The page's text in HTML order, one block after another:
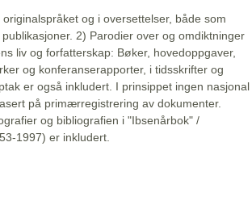
og i oversettelser, både som
2) Parodier over og omdiktninger
liv og forfatterskap: Bøker, hovedoppgaver,
og konferanserapporter, i tidsskrifter og
er også inkludert. I prinsippet ingen nasjonal
på primærregistrering av dokumenter.
og bibliografien i "Ibsenårbok" /
1997) er inkludert.